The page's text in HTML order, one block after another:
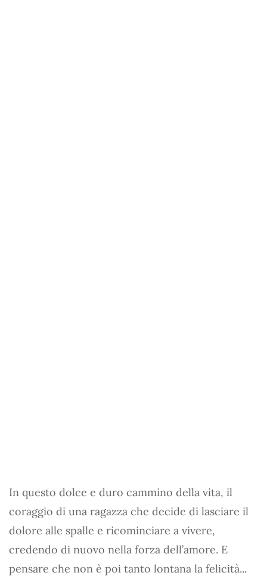
In questo dolce e duro cammino della vita, il
coraggio di una ragazza che decide di lasciare il
dolore alle spalle e ricominciare a vivere,
credendo di nuovo nella forza dell’amore. E
pensare che non è poi tanto lontana la felicità...